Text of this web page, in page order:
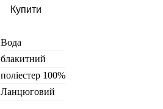
Купити
Вода
блакитний
поліестер 100%
Ланцюговий